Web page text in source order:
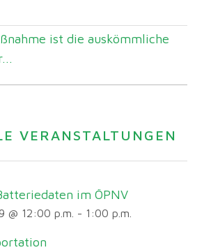
ist die auskömmliche
VERANSTALTUNGEN
im ÖPNV
@ 12:00 p.m. - 1:00 p.m.